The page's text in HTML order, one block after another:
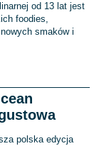
od 13 lat jest
foodies,
smaków i
polska edycja